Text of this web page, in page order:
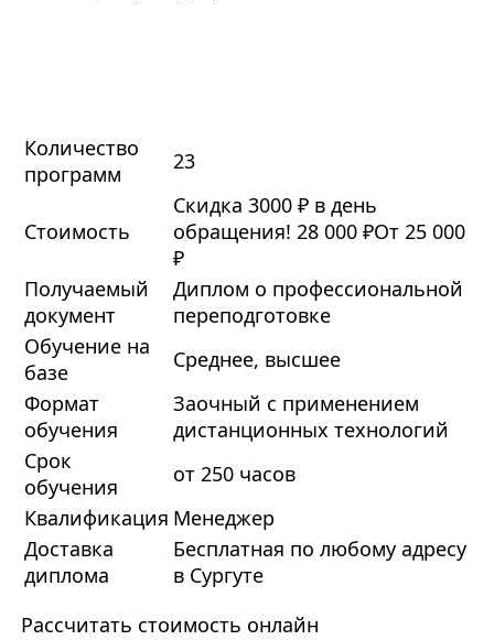
Количество
программ
23
Стоимость
Скидка 3000 ₽ в день
обращения! 28 000 ₽От 25 000
₽
Получаемый
документ
Диплом о профессиональной
переподготовке
Обучение на
базе
Среднее, высшее
Формат
обучения
Заочный с применением
дистанционных технологий
Срок
обучения
от 250 часов
Квалификация Менеджер
Доставка
диплома
Бесплатная по любому адресу
в Сургуте
Рассчитать стоимость онлайн